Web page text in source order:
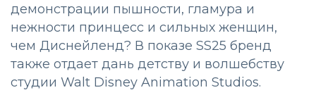
демонстрации пышности, гламура и
нежности принцесс и сильных женщин,
чем Диснейленд? В показе SS25 бренд
также отдает дань детству и волшебству
студии Walt Disney Animation Studios.